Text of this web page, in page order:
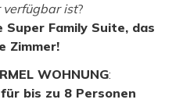
verfügbar ist?
Family Suite, das
Zimmer!
WOHNUNG:
für bis zu 8 Personen